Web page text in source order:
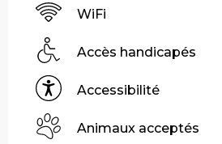
WiFi
Accès handicapés
Accessibilité
Animaux acceptés